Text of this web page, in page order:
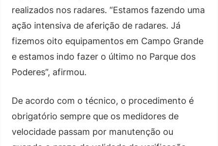
realizados nos radares. “Estamos fazendo uma
ação intensiva de aferição de radares. Já
fizemos oito equipamentos em Campo Grande
e estamos indo fazer o último no Parque dos
Poderes”, afirmou.
De acordo com o técnico, o procedimento é
obrigatório sempre que os medidores de
velocidade passam por manutenção ou